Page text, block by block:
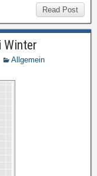
Read Post
Winter
Allgemein